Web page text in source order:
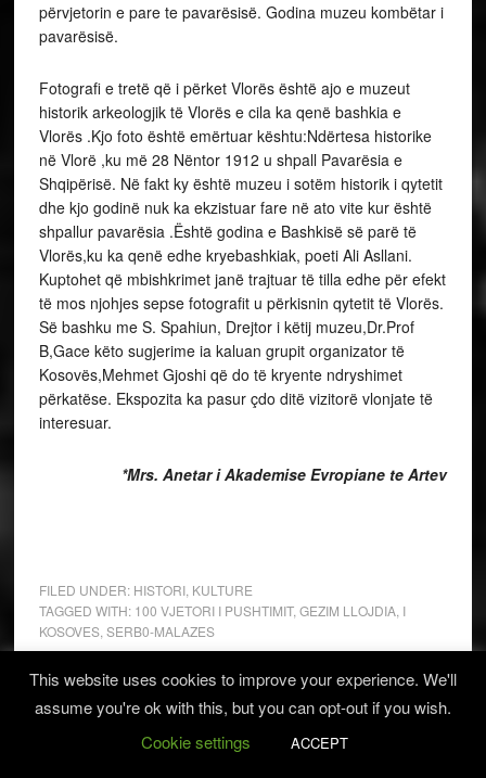
përvjetorin e pare te pavarësisë. Godina muzeu kombëtar i
pavarësisë.
Fotografi e tretë që i përket Vlorës është ajo e muzeut
historik arkeologjik të Vlorës e cila ka qenë bashkia e
Vlorës .Kjo foto është emërtuar kështu:Ndërtesa historike
në Vlorë ,ku më 28 Nëntor 1912 u shpall Pavarësia e
Shqipërisë. Në fakt ky është muzeu i sotëm historik i qytetit
dhe kjo godinë nuk ka ekzistuar fare në ato vite kur është
shpallur pavarësia .Është godina e Bashkisë së parë të
Vlorës,ku ka qenë edhe kryebashkiak, poeti Ali Asllani.
Kuptohet që mbishkrimet janë trajtuar të tilla edhe për efekt
të mos njohjes sepse fotografit u përkisnin qytetit të Vlorës.
Së bashku me S. Spahiun, Drejtor i këtij muzeu,Dr.Prof
B,Gace këto sugjerime ia kaluan grupit organizator të
Kosovës,Mehmet Gjoshi që do të kryente ndryshimet
përkatëse. Ekspozita ka pasur çdo ditë vizitorë vlonjate të
interesuar.
*Mrs. Anetar i Akademise Evropiane te Artev
FILED UNDER: HISTORI, KULTURE
TAGGED WITH: 100 VJETORI I PUSHTIMIT, GEZIM LLOJDIA, I
KOSOVES, SERB0-MALAZES
« Previous Page 1 2
This website uses cookies to improve your experience. We'll
assume you're ok with this, but you can opt-out if you wish.
Cookie settings
ACCEPT